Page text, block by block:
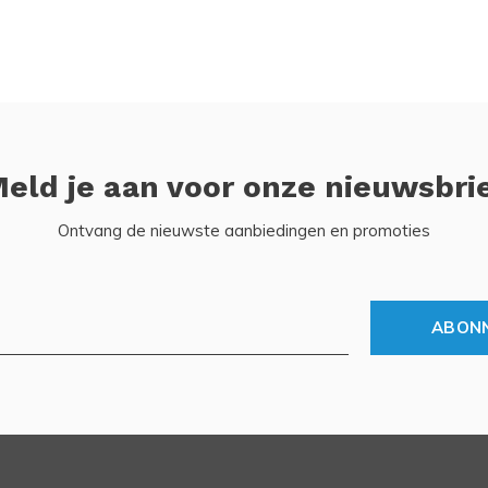
je aan voor onze
Ontvang de nieuwste aanbiedingen en promoties